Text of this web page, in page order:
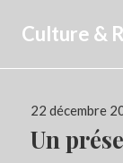
Culture &
Publié
le
22 décembre
Un